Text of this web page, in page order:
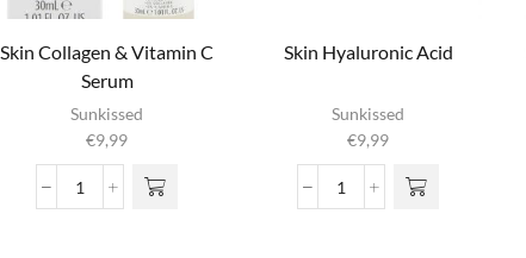
Skin Collagen & Vitamin C
Serum
Sunkissed
€9,99
Skin
Skin Hyaluronic Acid
Sunkissed
€9,99
Skin